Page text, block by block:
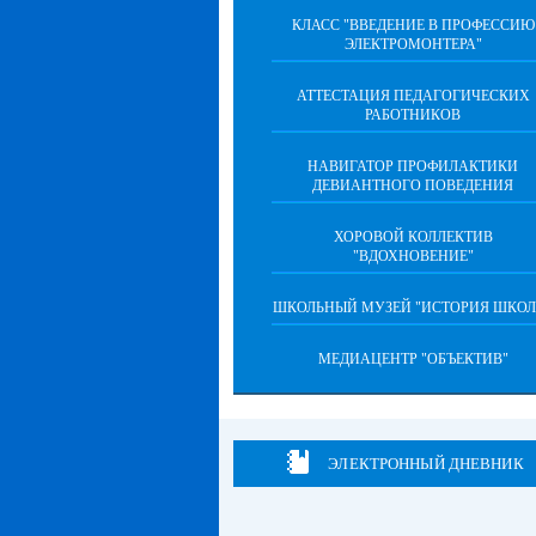
КЛАСС "ВВЕДЕНИЕ В ПРОФЕССИЮ
ЭЛЕКТРОМОНТЕРА"
АТТЕСТАЦИЯ ПЕДАГОГИЧЕСКИХ
РАБОТНИКОВ
НАВИГАТОР ПРОФИЛАКТИКИ
ДЕВИАНТНОГО ПОВЕДЕНИЯ
ХОРОВОЙ КОЛЛЕКТИВ
"ВДОХНОВЕНИЕ"
ШКОЛЬНЫЙ МУЗЕЙ "ИСТОРИЯ
МЕДИАЦЕНТР "ОБЪЕКТИВ"
ЭЛЕКТРОННЫЙ ДНЕВНИК